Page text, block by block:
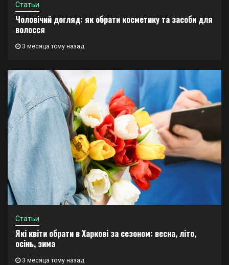
Статьи
Чоловічий догляд: як обрати косметику та засоби для
волосся
3 месяца тому назад
Статьи
Які квіти обрати в Харкові за сезоном: весна, літо,
осінь, зима
3 месяца тому назад